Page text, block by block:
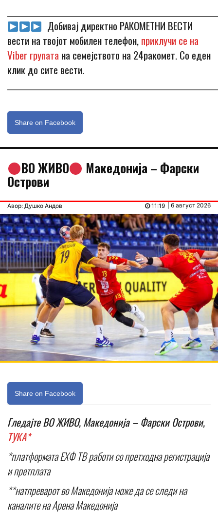
Добивај директно РАКОМЕТНИ ВЕСТИ
вести на твојот мобилен телефон,приклучи се на
Viber групата на семејството на 24ракомет. Со еден
клик до сите вести.
Share on Facebook
ВО ЖИВО Македонија – Фарски
Острови
Авор: Душко Андов | 6 август 2026
11:19
Share on Facebook
Гледајте ВО ЖИВО, Македонија – Фарски Острови,
ТУКА*
*платформата ЕХФ ТВ работи со претходна регистрација
и претплата
**натпреварот во Македонија може да се следи на
каналите на Арена Македонија